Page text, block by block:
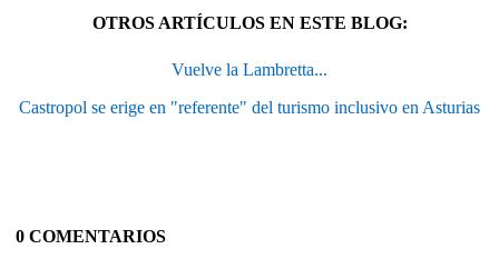
OTROS ARTÍCULOS EN ESTE BLOG:
Vuelve la Lambretta...
Castropol se erige en "referente" del turismo inclusivo en Asturias
0 COMENTARIOS